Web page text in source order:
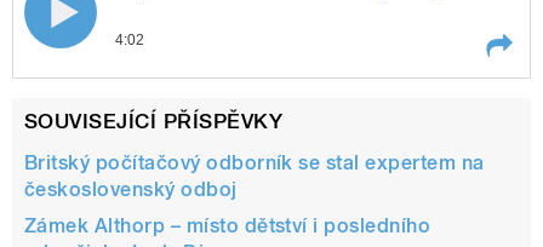
4:02
vojákům v Cholmondeley se starají
SOUVISEJÍCÍ PŘÍSPĚVKY
Britský počítačový odborník se stal expertem na
československý odboj
Zámek Althorp – místo dětství i posledního